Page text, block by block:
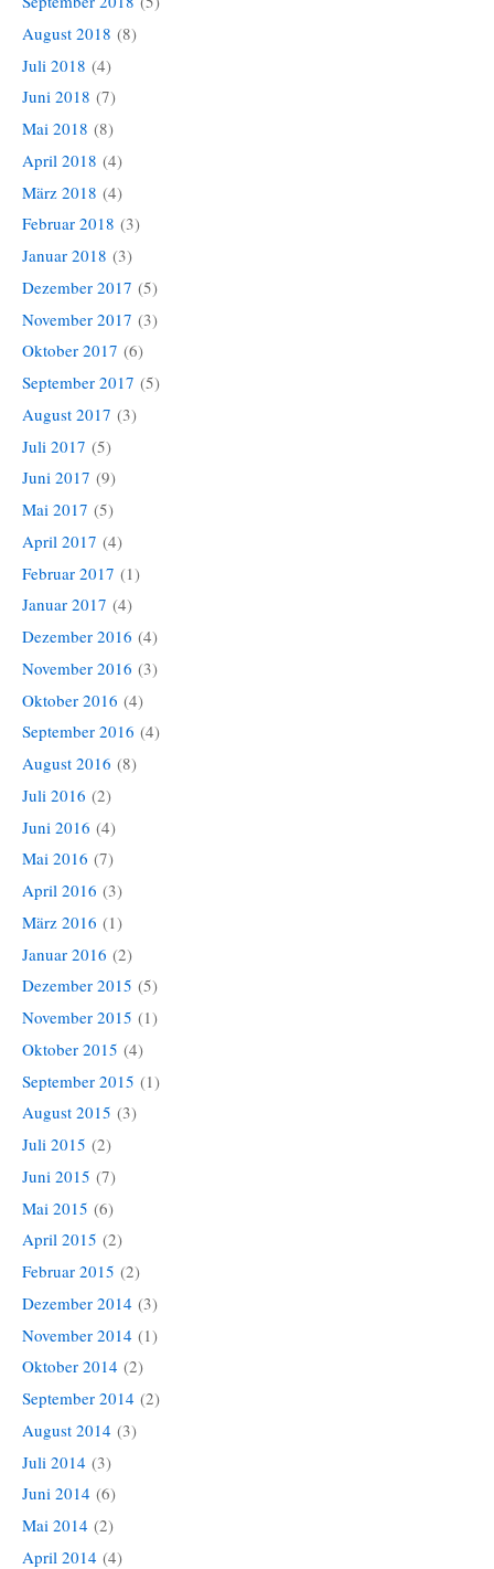
August 2018 (8)
Juli 2018 (4)
Juni 2018 (7)
Mai 2018 (8)
April 2018 (4)
März 2018 (4)
Februar 2018 (3)
Januar 2018 (3)
Dezember 2017 (5)
November 2017 (3)
Oktober 2017 (6)
September 2017 (5)
August 2017 (3)
Juli 2017 (5)
Juni 2017 (9)
Mai 2017 (5)
April 2017 (4)
Februar 2017 (1)
Januar 2017 (4)
Dezember 2016 (4)
November 2016 (3)
Oktober 2016 (4)
September 2016 (4)
August 2016 (8)
Juli 2016 (2)
Juni 2016 (4)
Mai 2016 (7)
April 2016 (3)
März 2016 (1)
Januar 2016 (2)
Dezember 2015 (5)
November 2015 (1)
Oktober 2015 (4)
September 2015 (1)
August 2015 (3)
Juli 2015 (2)
Juni 2015 (7)
Mai 2015 (6)
April 2015 (2)
Februar 2015 (2)
Dezember 2014 (3)
November 2014 (1)
Oktober 2014 (2)
September 2014 (2)
August 2014 (3)
Juli 2014 (3)
Juni 2014 (6)
Mai 2014 (2)
April 2014 (4)